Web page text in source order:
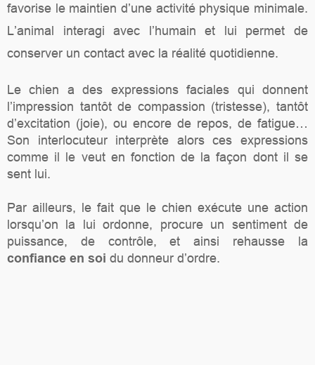
favorise le maintien d’une activité physique minimale.
L’animal interagi avec l’humain et lui permet de
conserver un contact avec la réalité quotidienne.
Le chien a des expressions faciales qui donnent
l’impression tantôt de compassion (tristesse), tantôt
d’excitation (joie), ou encore de repos, de fatigue…
Son interlocuteur interprète alors ces expressions
comme il le veut en fonction de la façon dont il se
sent lui.
Par ailleurs, le fait que le chien exécute une action
lorsqu’on la lui ordonne, procure un sentiment de
puissance, de contrôle, et ainsi rehausse la
confiance en soi du donneur d’ordre.